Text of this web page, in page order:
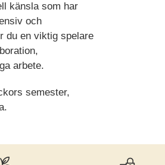
känsla som har
och
du en viktig spelare
arbete.
semester,